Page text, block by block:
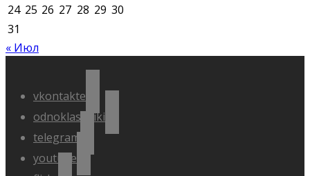
24 25 26 27 28 29 30
31
« Июл
vkontakte
odnoklassniki
telegram
youtube